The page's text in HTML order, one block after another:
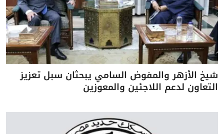
شيخ الأزهر والمفوض السامي يبحثان سبل تعزيز
التعاون لدعم اللاجئين والمعوزين